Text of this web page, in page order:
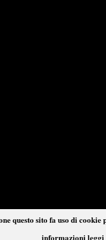
questo sito fa uso di
informazioni leggi